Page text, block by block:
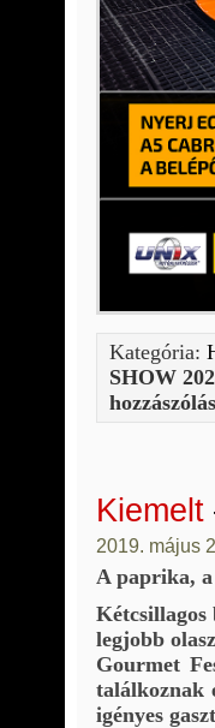
Kategória:
SHOW
Kiemelt
2019. május
A paprika,
Kétcsillagos
legjobb
Gourmet
találkoznak
igényes